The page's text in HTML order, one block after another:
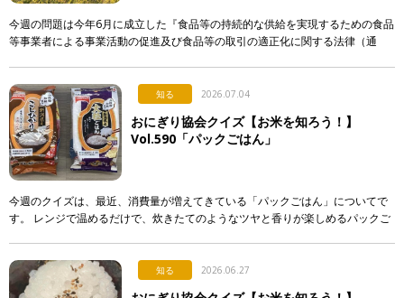
今週の問題は今年6月に成立した『食品等の持続的な供給を実現するための食品
等事業者による事業活動の促進及び食品等の取引の適正化に関する法律（通
知る 2026.07.04
おにぎり協会クイズ【お米を知ろう！】
Vol.590「パックごはん」
今週のクイズは、最近、消費量が増えてきている「パックごはん」についてで
す。 レンジで温めるだけで、炊きたてのようなツヤと香りが楽しめるパックご
知る 2026.06.27